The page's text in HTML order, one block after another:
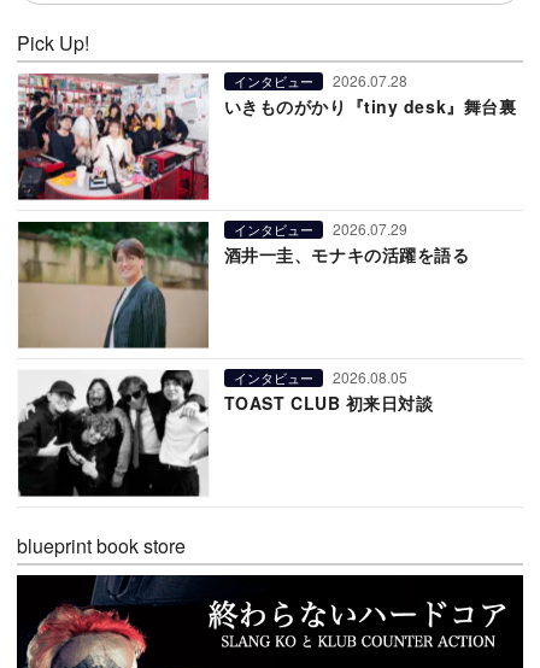
Pick Up!
インタビュー 2026.07.28
いきものがかり『tiny desk』舞台裏
インタビュー 2026.07.29
酒井一圭、モナキの活躍を語る
インタビュー 2026.08.05
TOAST CLUB 初来日対談
blueprint book store